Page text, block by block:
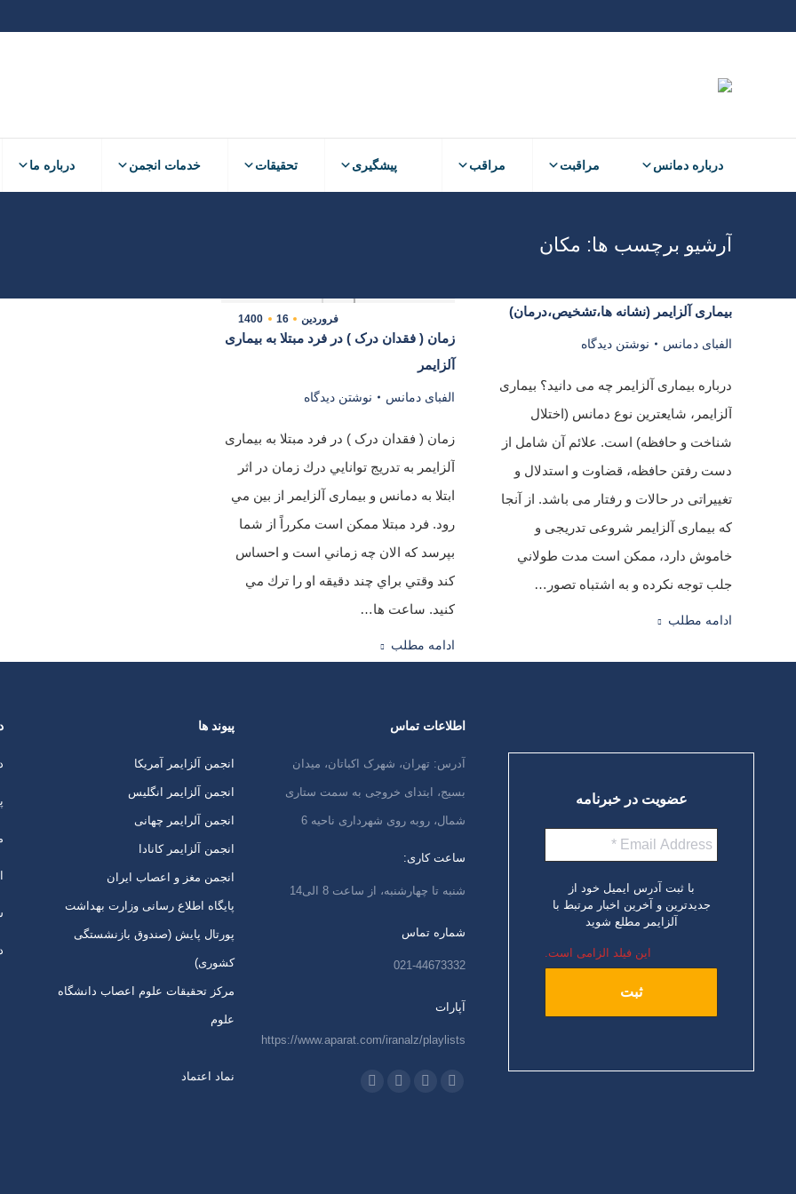
درباره دمانس مراقبت پیشگیری مراقب تحقیقات خدمات انجمن درباره ما
آرشیو برچسب ها: مکان
بیماری آلزایمر (نشانه ها،تشخیص،درمان)
الفبای دمانس نوشتن دیدگاه
درباره بیماری آلزایمر چه می دانید؟ بیماری
آلزایمر، شایعترین نوع دمانس (اختلال
شناخت و حافظه) است. علائم آن شامل از
دست رفتن حافظه، قضاوت و استدلال و
تغییراتی در حالات و رفتار می باشد. از آنجا
كه بیماری آلزایمر شروعی تدریجی و
خاموش دارد، ممكن است مدت طولاني
جلب توجه نکرده و به اشتباه تصور…
ادامه مطلب
فروردین 16
1400
زمان ( فقدان درک ) در فرد مبتلا به بیماری
آلزایمر
الفبای دمانس نوشتن دیدگاه
زمان ( فقدان درک ) در فرد مبتلا به بیماری
آلزایمر به تدریج توانايي درك زمان در اثر
ابتلا به دمانس و بیماری آلزایمر از بين مي
رود. فرد مبتلا ممكن است مكرراً از شما
بپرسد كه الان چه زماني است و احساس
كند وقتي براي چند دقيقه او را ترك مي
كنيد. ساعت ها…
ادامه مطلب
عضویت در خبرنامه
با ثبت آدرس ایمیل خود از
جدیدترین و آخرین اخبار مرتبط با
آلزایمر مطلع شوید
این فیلد الزامی است.
اطلاعات تماس
آدرس: تهران، شهرک اکباتان، میدان
بسیج، ابتدای خروجی به سمت ستاری
شمال، روبه روی شهرداری ناحیه 6
ساعت کاری:
شنبه تا چهارشنبه، از ساعت 8 الی14
شماره تماس
021-44673332
آپارات
https://www.aparat.com/iranalz/playlists
ما را دنبال کنید در:
پیوند ها
انجمن آلزایمر آمریکا
انجمن آلزایمر انگلیس
انجمن آلرایمر چهانی
انجمن آلزایمر کانادا
انجمن مغز و اعصاب ایران
پایگاه اطلاع رسانی وزارت بهداشت
پورتال پایش (صندوق بازنشستگی
کشوری)
مرکز تحقیقات علوم اعصاب دانشگاه
علوم
نماد اعتماد